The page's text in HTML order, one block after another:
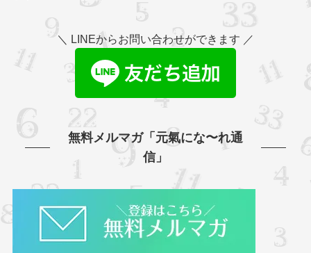
＼ LINEからお問い合わせができます ／
無料メルマガ「元氣にな〜れ通
信」